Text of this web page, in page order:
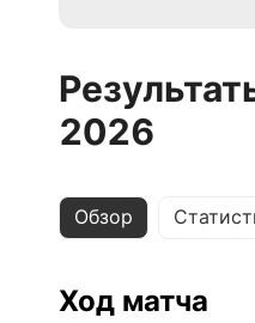
2026
Обзор
Ход матча